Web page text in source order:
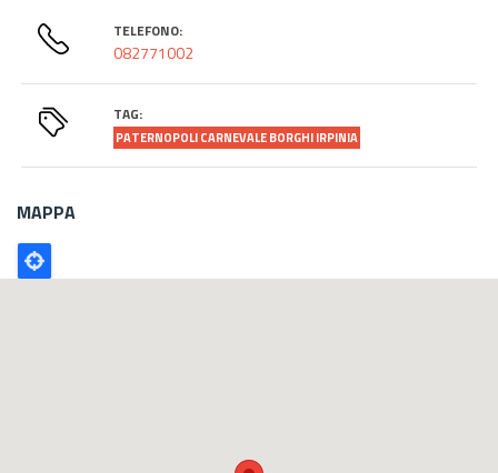
TELEFONO:
082771002
TAG:
PATERNOPOLI CARNEVALE BORGHI IRPINIA
MAPPA
Poligono
GEO